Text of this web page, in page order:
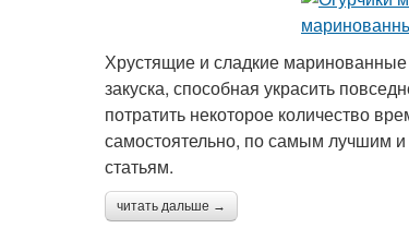
Хрустящие и сладкие
закуска, способная украсить
потратить некоторое количество
самостоятельно, по самым лучшим
статьям.
читать дальше →